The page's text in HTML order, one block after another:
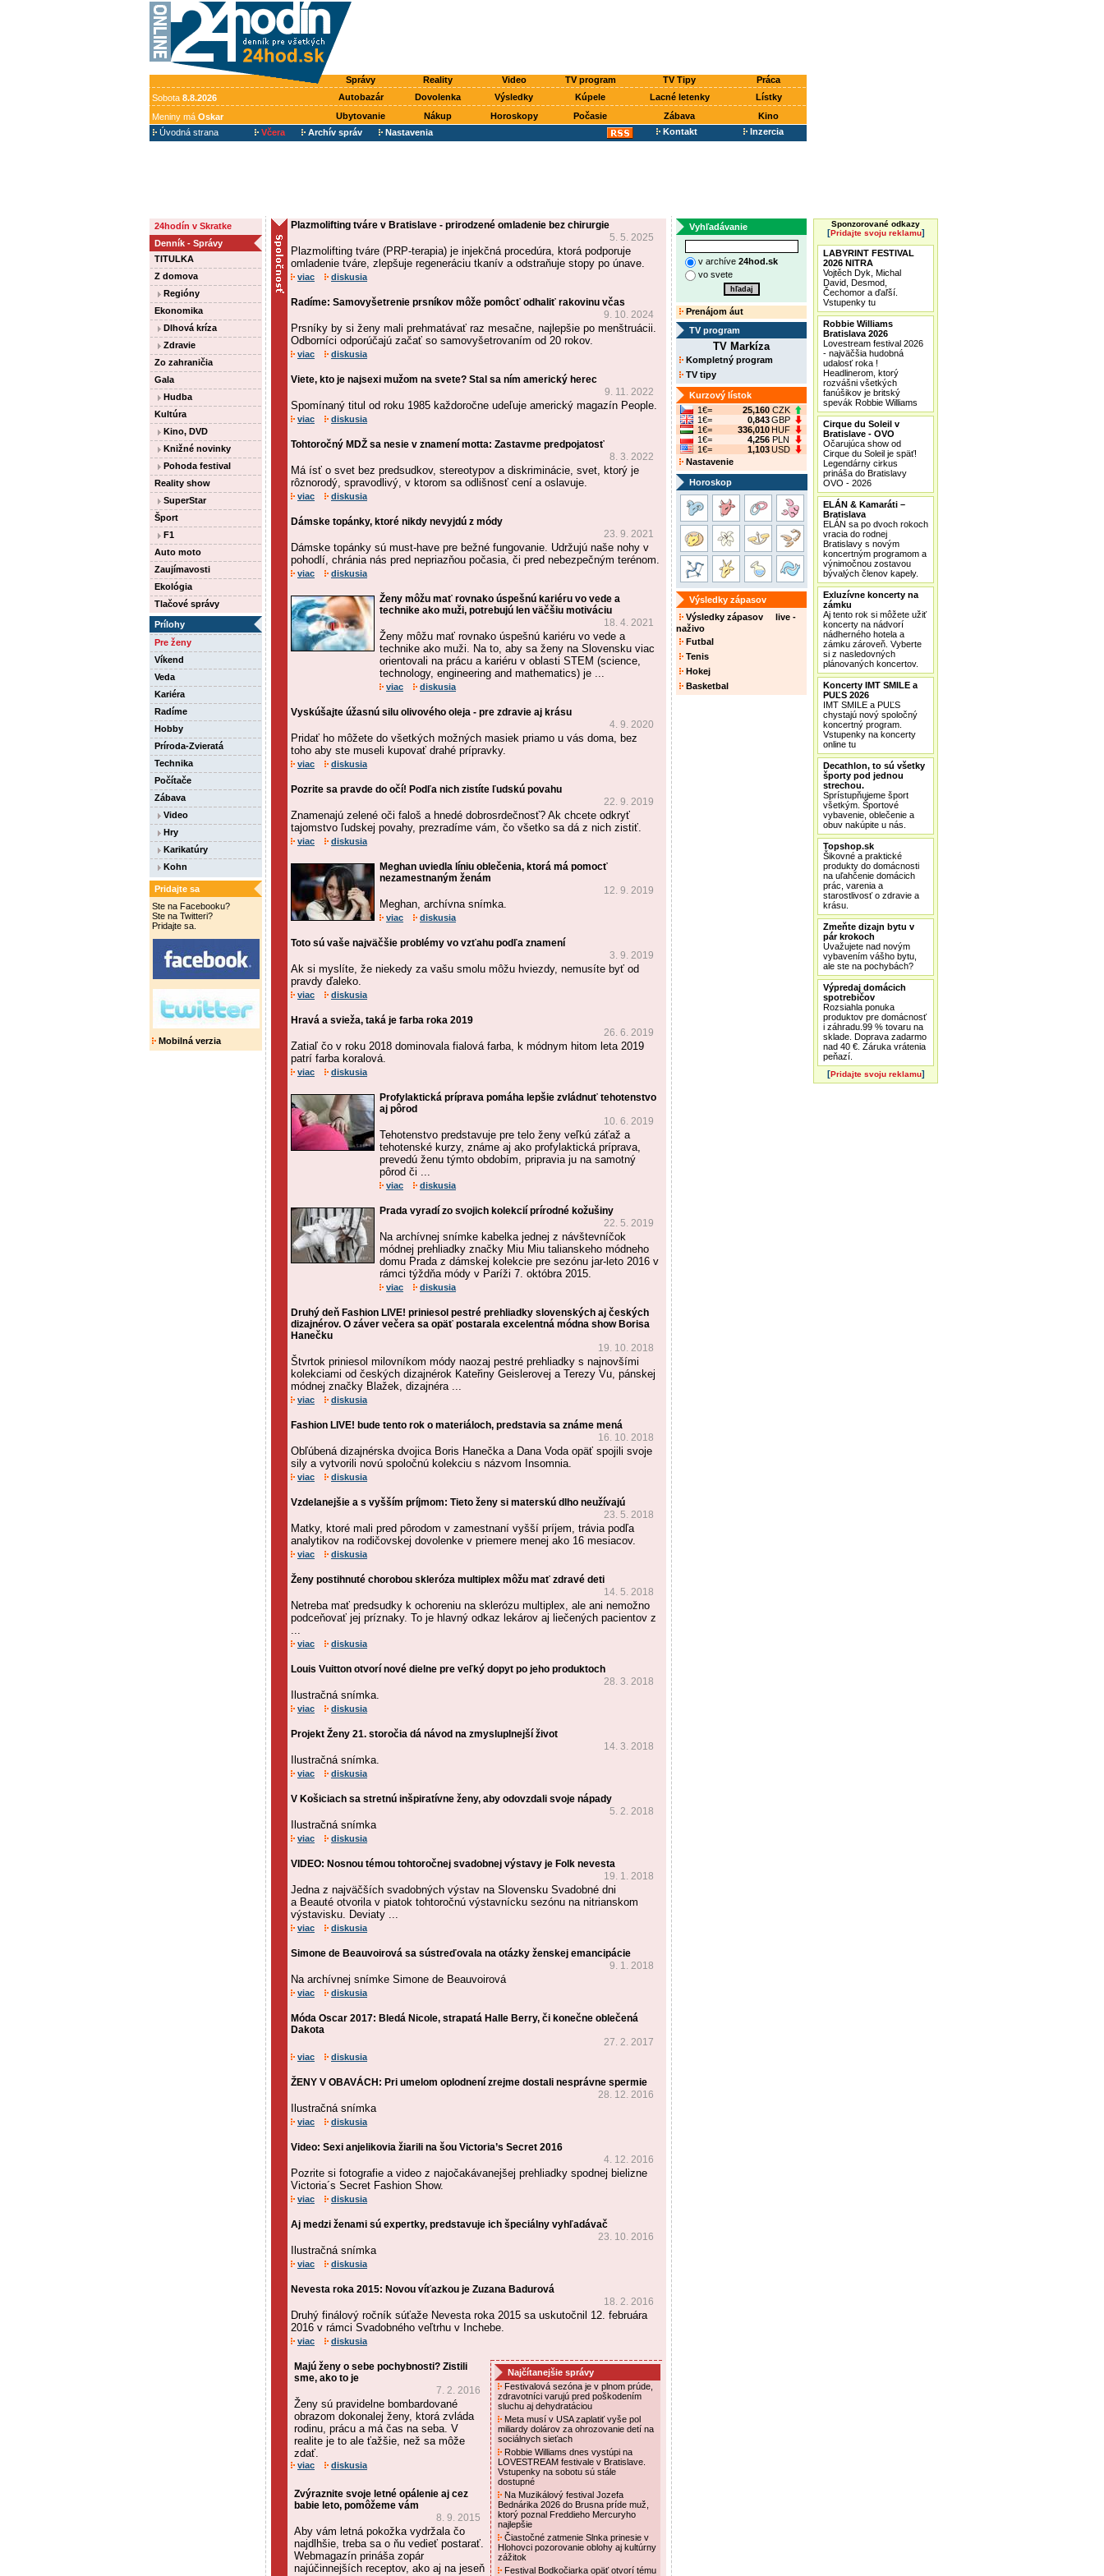
Správy Reality Video TV program TV Tipy
Práca
Sobota 8.8.2026 Autobazár Dovolenka Výsledky Kúpele Lacné letenky
Lístky
Meniny má Oskar Ubytovanie Nákup Horoskopy Počasie Zábava
Kino
Úvodná strana
Včera Archív správ Nastavenia Kontakt Inzercia
24hodín v Skratke
Denník - Správy
TITULKA
Z domova
Regióny
Ekonomika
Dlhová kríza
Zdravie
Zo zahraničia
Gala
Hudba
Kultúra
Kino, DVD
Knižné novinky
Pohoda festival
Reality show
SuperStar
Šport
F1
Auto moto
Zaujímavosti
Ekológia
Tlačové správy
Prílohy
Pre ženy
Víkend
Veda
Kariéra
Radíme
Hobby
Príroda-Zvieratá
Technika
Počítače
Zábava
Video
Hry
Karikatúry
Kohn
Pridajte sa
Ste na Facebooku?
Ste na Twitteri?
Pridajte sa.
Mobilná verzia
Plazmolifting tváre v Bratislave - prirodzené omladenie bez chirurgie
5. 5. 2025
Plazmolifting tváre (PRP-terapia) je injekčná procedúra, ktorá podporuje
omladenie tváre, zlepšuje regeneráciu tkanív a odstraňuje stopy po únave.
viac diskusia
Radíme: Samovyšetrenie prsníkov môže pomôcť odhaliť rakovinu včas
9. 10. 2024
Prsníky by si ženy mali prehmatávať raz mesačne, najlepšie po menštruácii.
Odborníci odporúčajú začať so samovyšetrovaním od 20 rokov.
viac diskusia
Viete, kto je najsexi mužom na svete? Stal sa ním americký herec
9. 11. 2022
Spomínaný titul od roku 1985 každoročne udeľuje americký magazín People.
viac diskusia
Tohtoročný MDŽ sa nesie v znamení motta: Zastavme predpojatosť
8. 3. 2022
Má ísť o svet bez predsudkov, stereotypov a diskriminácie, svet, ktorý je
rôznorodý, spravodlivý, v ktorom sa odlišnosť cení a oslavuje.
viac diskusia
Dámske topánky, ktoré nikdy nevyjdú z módy
23. 9. 2021
Dámske topánky sú must-have pre bežné fungovanie. Udržujú naše nohy v
pohodlí, chránia nás pred nepriazňou počasia, či pred nebezpečným terénom.
viac diskusia
Ženy môžu mať rovnako úspešnú kariéru vo vede a
technike ako muži, potrebujú len väčšiu motiváciu
18. 4. 2021
Ženy môžu mať rovnako úspešnú kariéru vo vede a
technike ako muži. Na to, aby sa ženy na Slovensku viac
orientovali na prácu a kariéru v oblasti STEM (science,
technology, engineering and mathematics) je ...
viac diskusia
Vyskúšajte úžasnú silu olivového oleja - pre zdravie aj krásu
4. 9. 2020
Pridať ho môžete do všetkých možných masiek priamo u vás doma, bez
toho aby ste museli kupovať drahé prípravky.
viac diskusia
Pozrite sa pravde do očí! Podľa nich zistíte ľudskú povahu
22. 9. 2019
Znamenajú zelené oči faloš a hnedé dobrosrdečnosť? Ak chcete odkryť
tajomstvo ľudskej povahy, prezradíme vám, čo všetko sa dá z nich zistiť.
viac diskusia
Meghan uviedla líniu oblečenia, ktorá má pomocť
nezamestnaným ženám
12. 9. 2019
Meghan, archívna snímka.
viac diskusia
Toto sú vaše najväčšie problémy vo vzťahu podľa znamení
3. 9. 2019
Ak si myslíte, že niekedy za vašu smolu môžu hviezdy, nemusíte byť od
pravdy ďaleko.
viac diskusia
Hravá a svieža, taká je farba roka 2019
26. 6. 2019
Zatiaľ čo v roku 2018 dominovala fialová farba, k módnym hitom leta 2019
patrí farba koralová.
viac diskusia
Profylaktická príprava pomáha lepšie zvládnuť tehotenstvo
aj pôrod
10. 6. 2019
Tehotenstvo predstavuje pre telo ženy veľkú záťaž a
tehotenské kurzy, známe aj ako profylaktická príprava,
prevedú ženu týmto obdobím, pripravia ju na samotný
pôrod či ...
viac diskusia
Prada vyradí zo svojich kolekcií prírodné kožušiny
22. 5. 2019
Na archívnej snímke kabelka jednej z návštevníčok
módnej prehliadky značky Miu Miu talianskeho módneho
domu Prada z dámskej kolekcie pre sezónu jar-leto 2016 v
rámci týždňa módy v Paríži 7. októbra 2015.
viac diskusia
Druhý deň Fashion LIVE! priniesol pestré prehliadky slovenských aj českých
dizajnérov. O záver večera sa opäť postarala excelentná módna show Borisa
Hanečku
19. 10. 2018
Štvrtok priniesol milovníkom módy naozaj pestré prehliadky s najnovšími
kolekciami od českých dizajnérok Kateřiny Geislerovej a Terezy Vu, pánskej
módnej značky Blažek, dizajnéra ...
viac diskusia
Fashion LIVE! bude tento rok o materiáloch, predstavia sa známe mená
16. 10. 2018
Obľúbená dizajnérska dvojica Boris Hanečka a Dana Voda opäť spojili svoje
sily a vytvorili novú spoločnú kolekciu s názvom Insomnia.
viac diskusia
Vzdelanejšie a s vyšším príjmom: Tieto ženy si materskú dlho neužívajú
23. 5. 2018
Matky, ktoré mali pred pôrodom v zamestnaní vyšší príjem, trávia podľa
analytikov na rodičovskej dovolenke v priemere menej ako 16 mesiacov.
viac diskusia
Ženy postihnuté chorobou skleróza multiplex môžu mať zdravé deti
14. 5. 2018
Netreba mať predsudky k ochoreniu na sklerózu multiplex, ale ani nemožno
podceňovať jej príznaky. To je hlavný odkaz lekárov aj liečených pacientov z
...
viac diskusia
Louis Vuitton otvorí nové dielne pre veľký dopyt po jeho produktoch
28. 3. 2018
Ilustračná snímka.
viac diskusia
Projekt Ženy 21. storočia dá návod na zmysluplnejší život
14. 3. 2018
Ilustračná snímka.
viac diskusia
V Košiciach sa stretnú inšpiratívne ženy, aby odovzdali svoje nápady
5. 2. 2018
Ilustračná snímka
viac diskusia
VIDEO: Nosnou témou tohtoročnej svadobnej výstavy je Folk nevesta
19. 1. 2018
Jedna z najväčších svadobných výstav na Slovensku Svadobné dni
a Beauté otvorila v piatok tohtoročnú výstavnícku sezónu na nitrianskom
výstavisku. Deviaty ...
viac diskusia
Simone de Beauvoirová sa sústreďovala na otázky ženskej emancipácie
9. 1. 2018
Na archívnej snímke Simone de Beauvoirová
viac diskusia
Móda Oscar 2017: Bledá Nicole, strapatá Halle Berry, či konečne oblečená
Dakota
27. 2. 2017
viac diskusia
ŽENY V OBAVÁCH: Pri umelom oplodnení zrejme dostali nesprávne spermie
28. 12. 2016
Ilustračná snímka
viac diskusia
Video: Sexi anjelikovia žiarili na šou Victoria’s Secret 2016
4. 12. 2016
Pozrite si fotografie a video z najočakávanejšej prehliadky spodnej bielizne
Victoria´s Secret Fashion Show.
viac diskusia
Aj medzi ženami sú expertky, predstavuje ich špeciálny vyhľadávač
23. 10. 2016
Ilustračná snímka
viac diskusia
Nevesta roka 2015: Novou víťazkou je Zuzana Badurová
18. 2. 2016
Druhý finálový ročník súťaže Nevesta roka 2015 sa uskutočnil 12. februára
2016 v rámci Svadobného veľtrhu v Inchebe.
viac diskusia
Majú ženy o sebe pochybnosti? Zistili
sme, ako to je
7. 2. 2016
Ženy sú pravidelne bombardované
obrazom dokonalej ženy, ktorá zvláda
rodinu, prácu a má čas na seba. V
realite je to ale ťažšie, než sa môže
zdať.
viac diskusia
Zvýraznite svoje letné opálenie aj cez
babie leto, pomôžeme vám
8. 9. 2015
Aby vám letná pokožka vydržala čo
najdlhšie, treba sa o ňu vedieť postarať.
Webmagazín prináša zopár
najúčinnejších receptov, ako aj na jeseň
Najčítanejšie správy
Festivalová sezóna je v plnom prúde,
zdravotníci varujú pred poškodením
sluchu aj dehydratáciou
Meta musí v USA zaplatiť vyše pol
miliardy dolárov za ohrozovanie detí na
sociálnych sieťach
Robbie Williams dnes vystúpi na
LOVESTREAM festivale v Bratislave.
Vstupenky na sobotu sú stále
dostupné
Na Muzikálový festival Jozefa
Bednárika 2026 do Brusna príde muž,
ktorý poznal Freddieho Mercuryho
najlepšie
Čiastočné zatmenie Slnka prinesie v
Hlohovci pozorovanie oblohy aj kultúrny
zážitok
Festival Bodkočiarka opäť otvorí tému
Vyhľadávanie
v archíve 24hod.sk
vo svete
Prenájom áut
TV program
TV Markíza
Kompletný program
TV tipy
Kurzový lístok
1€=
25,160 CZK
1€=
0,843GBP
1€=
336,010HUF
1€=
4,256 PLN
1€=
1,103USD
Nastavenie
Horoskop
Výsledky zápasov
Výsledky zápasov live -
naživo
Futbal
Tenis
Hokej
Basketbal
Sponzorované odkazy
[Pridajte svoju reklamu]
LABYRINT FESTIVAL
2026 NITRA
Vojtěch Dyk, Michal
David, Desmod,
Čechomor a ďaľší.
Vstupenky tu
Robbie Williams
Bratislava 2026
Lovestream festival 2026
- najväčšia hudobná
udalosť roka !
Headlinerom, ktorý
rozvášni všetkých
fanúšikov je britský
spevák Robbie Williams
Cirque du Soleil v
Bratislave - OVO
Očarujúca show od
Cirque du Soleil je späť!
Legendárny cirkus
prináša do Bratislavy
OVO - 2026
ELÁN & Kamaráti –
Bratislava
ELÁN sa po dvoch rokoch
vracia do rodnej
Bratislavy s novým
koncertným programom a
výnimočnou zostavou
bývalých členov kapely.
Exluzívne koncerty na
zámku
Aj tento rok si môžete užiť
koncerty na nádvorí
nádherného hotela a
zámku zároveň. Vyberte
si z nasledovných
plánovaných koncertov.
Koncerty IMT SMILE a
PUĽS 2026
IMT SMILE a PUĽS
chystajú nový spoločný
koncertný program.
Vstupenky na koncerty
online tu
Decathlon, to sú všetky
športy pod jednou
strechou.
Sprístupňujeme šport
všetkým. Športové
vybavenie, oblečenie a
obuv nakúpite u nás.
Topshop.sk
Šikovné a praktické
produkty do domácnosti
na uľahčenie domácich
prác, varenia a
starostlivosť o zdravie a
krásu.
Zmeňte dizajn bytu v
pár krokoch
Uvažujete nad novým
vybavením vášho bytu,
ale ste na pochybách?
Výpredaj domácich
spotrebičov
Rozsiahla ponuka
produktov pre domácnosť
i záhradu.99 % tovaru na
sklade. Doprava zadarmo
nad 40 €. Záruka vrátenia
peňazí.
[Pridajte svoju reklamu]